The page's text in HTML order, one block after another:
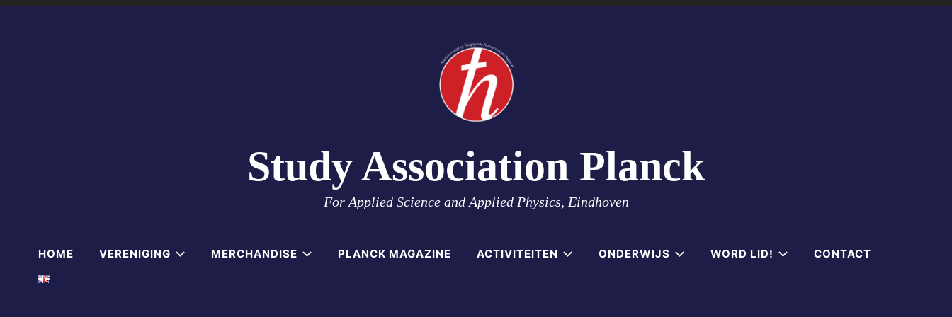
Study Association Planck
For Applied Science and Applied Physics, Eindhoven
HOME VERENIGING MERCHANDISE PLANCK MAGAZINE ACTIVITEITEN ONDERWIJS WORD LID! CONTACT